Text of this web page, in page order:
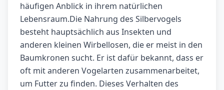
häufigen Anblick in ihrem natürlichen
Lebensraum.Die Nahrung des Silbervogels
besteht hauptsächlich aus Insekten und
anderen kleinen Wirbellosen, die er meist in den
Baumkronen sucht. Er ist dafür bekannt, dass er
oft mit anderen Vogelarten zusammenarbeitet,
um Futter zu finden. Dieses Verhalten des